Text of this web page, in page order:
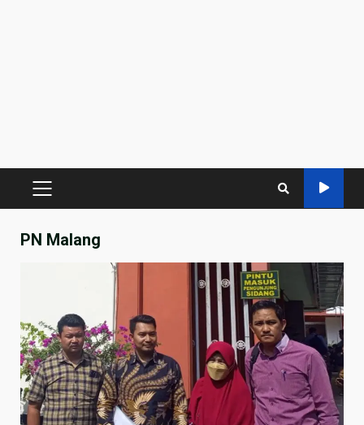
PRIMARY
PN Malang